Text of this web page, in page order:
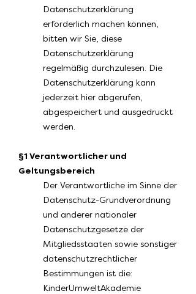
Datenschutzerklärung
erforderlich machen können,
bitten wir Sie, diese
Datenschutzerklärung
regelmäßig durchzulesen. Die
Datenschutzerklärung kann
jederzeit hier abgerufen,
abgespeichert und ausgedruckt
werden.
§1 Verantwortlicher und
Geltungsbereich
Der Verantwortliche im Sinne der
Datenschutz-Grundverordnung
und anderer nationaler
Datenschutzgesetze der
Mitgliedsstaaten sowie sonstiger
datenschutzrechtlicher
Bestimmungen ist die:
KinderUmweltAkademie